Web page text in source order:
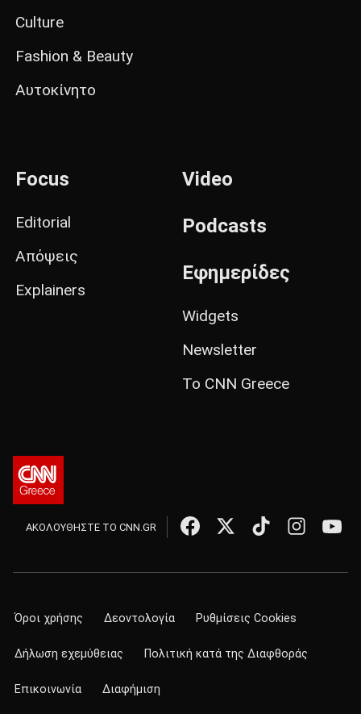
Culture
Fashion & Beauty
Αυτοκίνητο
Focus
Editorial
Απόψεις
Explainers
Video
Podcasts
Εφημερίδες
Widgets
Newsletter
Το CNN Greece
ΑΚΟΛΟΥΘΗΣΤΕ ΤΟ CNN.GR
Όροι χρήσης Δεοντολογία Ρυθμίσεις Cookies
Δήλωση εχεμύθειας Πολιτική κατά της Διαφθοράς
Επικοινωνία Διαφήμιση